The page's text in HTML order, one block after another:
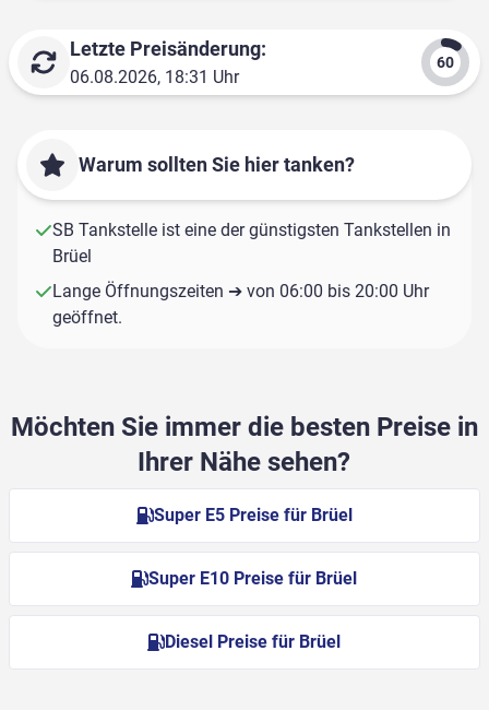
Letzte Preisänderung:
06.08.2026, 18:31 Uhr
Warum sollten Sie hier tanken?
SB Tankstelle ist eine der günstigsten Tankstellen in
Brüel
Lange Öffnungszeiten ➔ von 06:00 bis 20:00 Uhr
geöffnet.
Möchten Sie immer die besten Preise in
Ihrer Nähe sehen?
Super E5 Preise für Brüel
Super E10 Preise für Brüel
Diesel Preise für Brüel